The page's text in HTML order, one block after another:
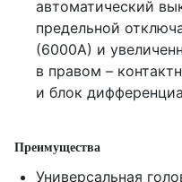
автоматический
предельной
(6000А) и
в правом –
и блок
Преимущества
Универсальная